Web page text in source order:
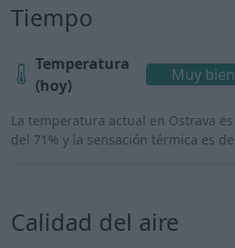
Tiempo
Temperatura
(hoy)
Muy bien
La temperatura actual en Ostrava
del 71% y la sensación térmica es de
Calidad del aire